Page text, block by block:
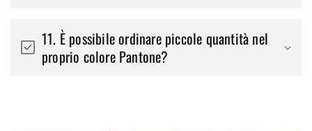
11. È possibile ordinare piccole quantità nel
proprio colore Pantone?